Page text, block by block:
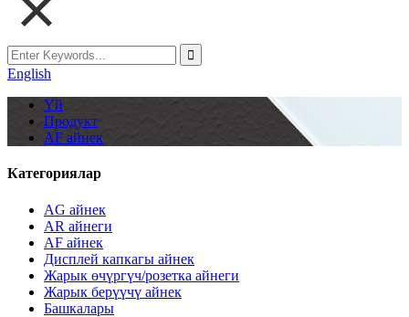
English
Үй
Продукт
AF айнек
Категориялар
AG айнек
AR айнеги
AF айнек
Дисплей капкагы айнек
Жарык өчүргүч/розетка айнеги
Жарык берүүчү айнек
Башкалары